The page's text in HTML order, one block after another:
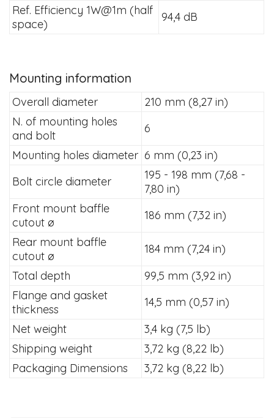
Ref. Efficiency 1W@1m (half
space)
94,4 dB
Mounting information
Overall diameter
210 mm (8,27 in)
N. of mounting holes
and bolt
6
Mounting holes diameter 6 mm (0,23 in)
Bolt circle diameter
195 - 198 mm (7,68 -
7,80 in)
Front mount baffle
cutout ø
186 mm (7,32 in)
Rear mount baffle
cutout ø
184 mm (7,24 in)
Total depth
99,5 mm (3,92 in)
Flange and gasket
thickness
14,5 mm (0,57 in)
Net weight
3,4 kg (7,5 lb)
Shipping weight
3,72 kg (8,22 lb)
Packaging Dimensions
3,72 kg (8,22 lb)